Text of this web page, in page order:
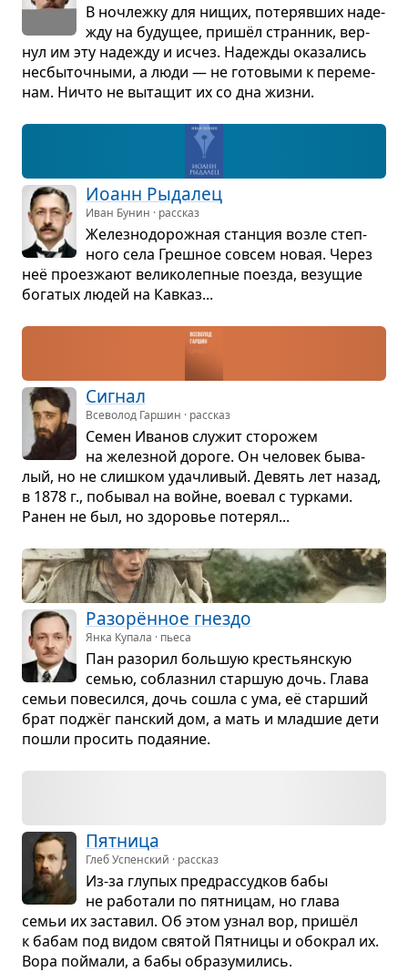
В ноч­лежку для нищих, поте­ряв­ших наде­
жду на буду­щее, пришёл стран­ник, вер­
нул им эту наде­жду и исчез. Наде­жды ока­за­лись
несбы­точ­ными, а люди — не гото­выми к пере­ме­
нам. Ничто не выта­щит их со дна жизни.
Иоанн Рыда­лец
Иван Бунин · рассказ
Желез­но­до­рож­ная стан­ция возле степ­
ного села Греш­ное совсем новая. Через
неё про­ез­жают вели­ко­леп­ные поезда, везу­щие
бога­тых людей на Кав­каз...
Сиг­нал
Всеволод Гаршин · рассказ
Семен Ива­нов слу­жит сто­ро­жем
на желез­ной дороге. Он чело­век быва­
лый, но не слиш­ком удачли­вый. Девять лет назад,
в 1878 г., побы­вал на войне, вое­вал с тур­ками.
Ранен не был, но здо­ро­вье поте­рял...
Разорён­ное гнездо
Янка Купала · пьеса
Пан разо­рил боль­шую кре­стьян­скую
семью, соблаз­нил стар­шую дочь. Глава
семьи пове­сился, дочь сошла с ума, её стар­ший
брат под­жёг пан­ский дом, а мать и млад­шие дети
пошли про­сить пода­я­ние.
Пят­ница
Глеб Успенский · рассказ
Из-за глу­пых пред­рас­суд­ков бабы
не рабо­тали по пят­ни­цам, но глава
семьи их заста­вил. Об этом узнал вор, пришёл
к бабам под видом свя­той Пят­ницы и обо­крал их.
Вора поймали, а бабы обра­зу­ми­лись.